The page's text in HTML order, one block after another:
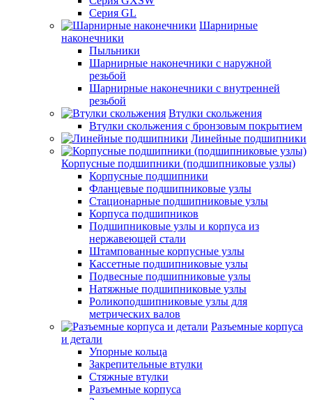
Серия GL
Шарнирные
наконечники
Пыльники
Шарнирные наконечники с наружной
резьбой
Шарнирные наконечники с внутренней
резьбой
Втулки скольжения
Втулки скольжения с бронзовым покрытием
Линейные подшипники
Корпусные подшипники (подшипниковые узлы)
Корпусные подшипники
Фланцевые подшипниковые узлы
Стационарные подшипниковые узлы
Корпуса подшипников
Подшипниковые узлы и корпуса из
нержавеющей стали
Штампованные корпусные узлы
Кассетные подшипниковые узлы
Подвесные подшипниковые узлы
Натяжные подшипниковые узлы
Роликоподшипниковые узлы для
метрических валов
Разъемные корпуса
и детали
Упорные кольца
Закрепительные втулки
Стяжные втулки
Разъемные корпуса